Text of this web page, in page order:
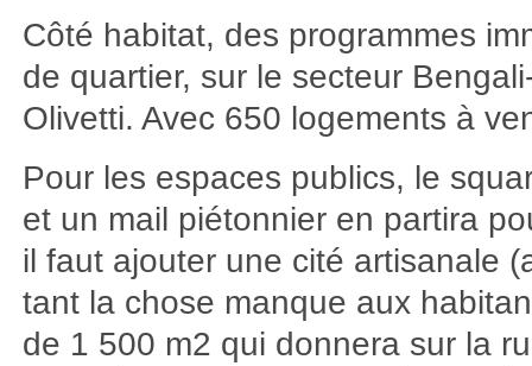
Côté habitat, des programmes
de quartier, sur le secteur
Olivetti. Avec 650 logements à
Pour les espaces publics, le
et un mail piétonnier en partira
il faut ajouter une cité artisanale
tant la chose manque aux
de 1 500 m2 qui donnera sur la